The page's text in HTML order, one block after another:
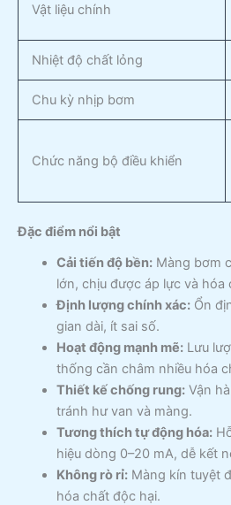
Vật liệu chính
Nhiệt độ chất lỏng
Chu kỳ nhịp bơm
Chức năng bộ điều khiển
Đặc điểm nổi bật
Cải tiến độ bền:Màng bơm
lớn, chịu được áp lực và hóa
Định lượng chính xác:Ổn
gian dài, ít sai số.
Hoạt động mạnh mẽ:Lưu
thống cần châm nhiều hóa
Thiết kế chống rung:Vận
tránh hư van và màng.
Tương thích tự động hóa:
hiệu dòng 0–20 mA, dễ kết
Không rò rỉ:Màng kín tuyệt
hóa chất độc hại.